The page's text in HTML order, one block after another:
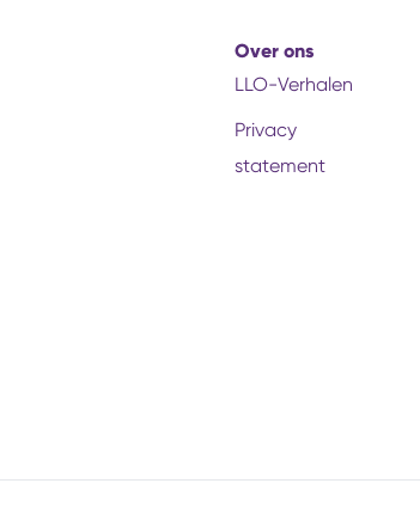
Over ons
LLO-Verhalen
Privacy
statement